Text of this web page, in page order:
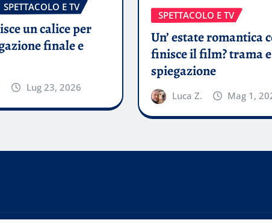
SPETTACOLO E TV
un calice per
finale e
Lug 23, 2026
SPETTACOLO E TV
Un’ estate romantica
finisce il film? trama
spiegazione
Luca Z. Mag 1,